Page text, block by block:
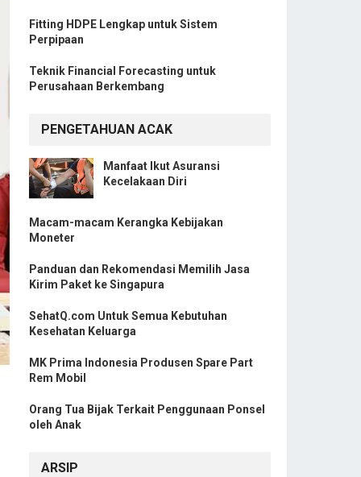
Fitting HDPE Lengkap untuk Sistem
Perpipaan
Teknik Financial Forecasting untuk
Perusahaan Berkembang
PENGETAHUAN ACAK
Manfaat Ikut Asuransi
Kecelakaan Diri
Macam-macam Kerangka Kebijakan
Moneter
Panduan dan Rekomendasi Memilih Jasa
Kirim Paket ke Singapura
SehatQ.com Untuk Semua Kebutuhan
Kesehatan Keluarga
MK Prima Indonesia Produsen Spare Part
Rem Mobil
Orang Tua Bijak Terkait Penggunaan Ponsel
oleh Anak
ARSIP